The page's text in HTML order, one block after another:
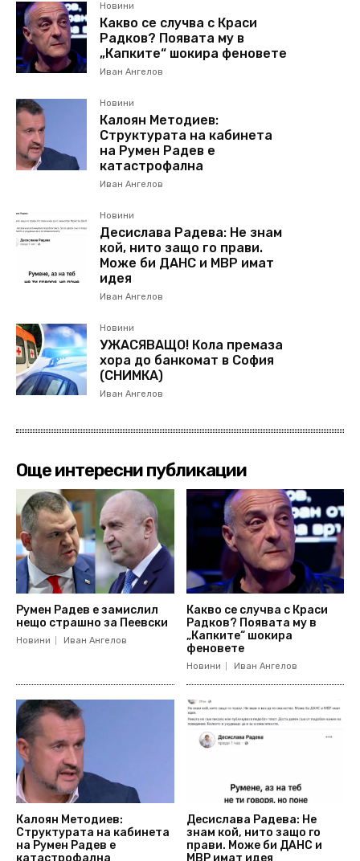
Новини
Какво се случва с Краси
Радков? Появата му в
„Капките“ шокира феновете
Иван Ангелов
Новини
Калоян Методиев:
Структурата на кабинета
на Румен Радев е
катастрофална
Иван Ангелов
Новини
Десислава Радева: Не знам
кой, нито защо го прави.
Може би ДАНС и МВР имат
идея
Иван Ангелов
Новини
УЖАСЯВАЩО! Кола премаза
хора до банкомат в София
(СНИМКА)
Иван Ангелов
Още интересни публикации
Румен Радев е замислил
нещо страшно за Пеевски
Новини Иван Ангелов
Какво се случва с Краси
Радков? Появата му в
„Капките“ шокира
феновете
Новини Иван Ангелов
Калоян Методиев:
Структурата на кабинета
на Румен Радев е
Десислава Радева: Не
знам кой, нито защо го
прави. Може би ДАНС и